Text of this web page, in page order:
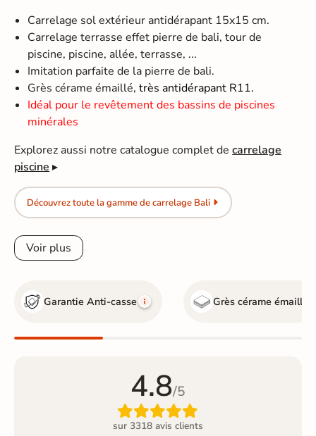
Carrelage sol extérieur antidérapant 15x15 cm.
Carrelage terrasse effet pierre de bali, tour de
piscine, piscine, allée, terrasse, ...
Imitation parfaite de la pierre de bali.
Grès cérame émaillé,très antidérapant R11.
Idéal pour le revêtement des bassins de piscines
minérales
Explorez aussi notre catalogue complet decarrelage
piscine ▸
Découvrez toute la gamme de carrelage Bali
Voir plus
Garantie Anti-casse Grès cérame émaillé
4.8/5

sur 3318 avis clients